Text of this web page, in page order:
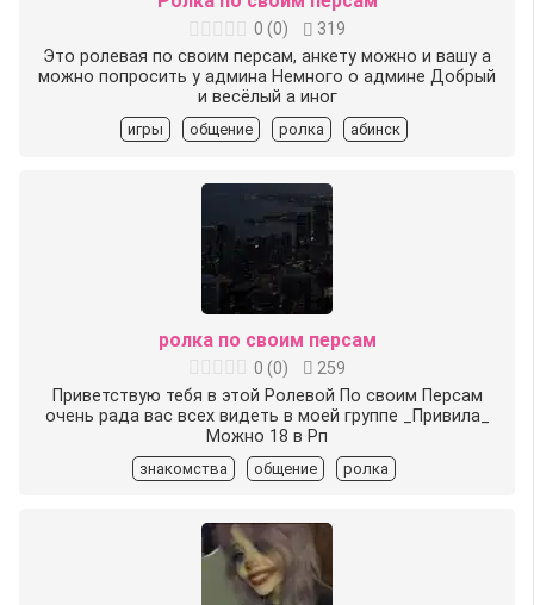
0 (0)
319
Это ролевая по своим персам, анкету можно и вашу а
можно попросить у админа Немного о админе Добрый
и весёлый а иног
игры общение ролка абинск
ролка по своим персам
0 (0)
259
Приветствую тебя в этой Ролевой По своим Персам
очень рада вас всех видеть в моей группе _Привила_
Можно 18 в Рп
знакомства общение ролка